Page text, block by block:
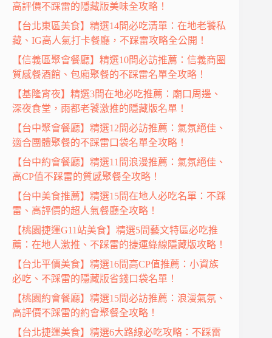
高評價不踩雷的隱藏版美味全攻略！
【台北東區美食】精選14間必吃清單：在地老饕私
藏、IG高人氣打卡餐廳，不踩雷攻略全公開！
【信義區聚會餐廳】精選10間必訪推薦：信義商圈
質感餐酒館、包廂聚餐的不踩雷名單全攻略！
【基隆宵夜】精選3間在地必吃推薦：廟口周邊、
深夜食堂，雨都老饕激推的隱藏版名單！
【台中聚會餐廳】精選12間必訪推薦：氣氛絕佳、
適合團體聚餐的不踩雷口袋名單全攻略！
【台中約會餐廳】精選11間浪漫推薦：氣氛絕佳、
高CP值不踩雷的質感聚餐全攻略！
【台中美食推薦】精選15間在地人必吃名單：不踩
雷、高評價的超人氣餐廳全攻略！
【桃園捷運G11站美食】精選5間藝文特區必吃推
薦：在地人激推、不踩雷的捷運綠線隱藏版攻略！
【台北平價美食】精選16間高CP值推薦：小資族
必吃、不踩雷的隱藏版省錢口袋名單！
【桃園約會餐廳】精選15間必訪推薦：浪漫氣氛、
高評價不踩雷的約會聚餐全攻略！
【台北捷運美食】精選6大路線必吃攻略：不踩雷